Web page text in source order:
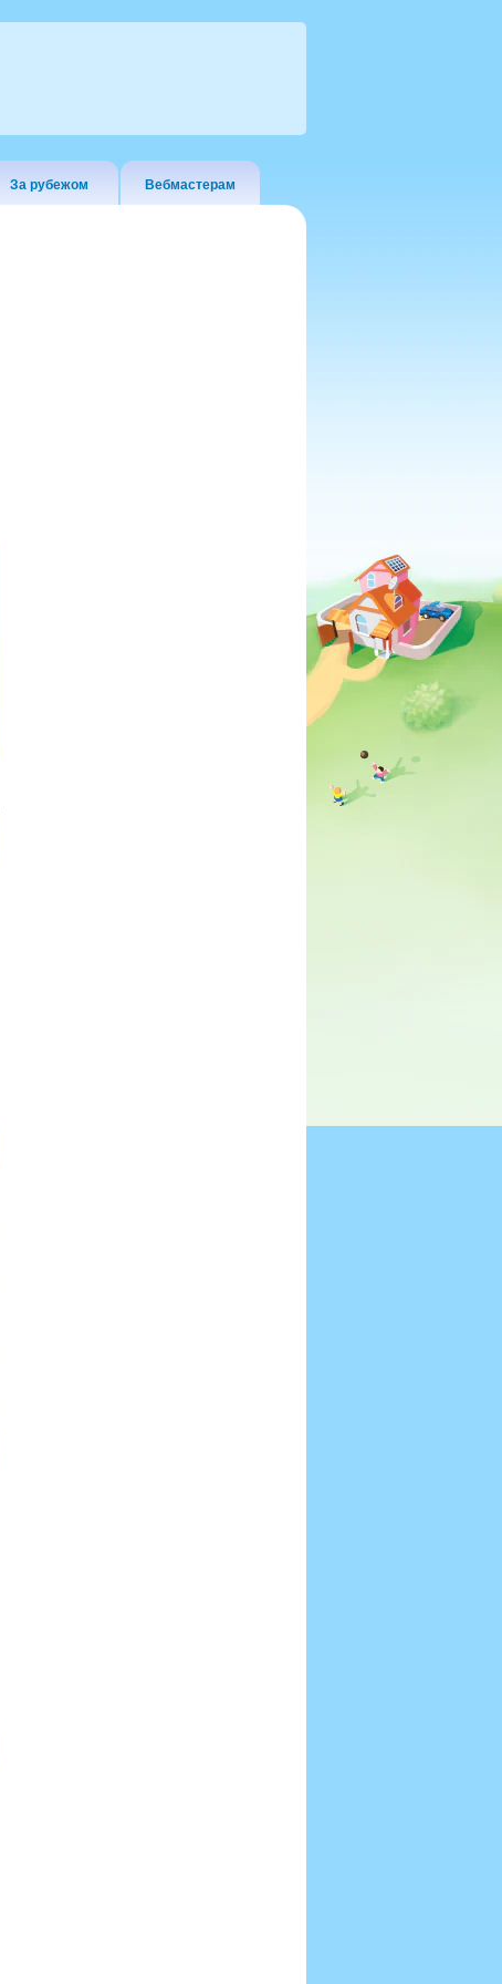
За рубежом Вебмастерам